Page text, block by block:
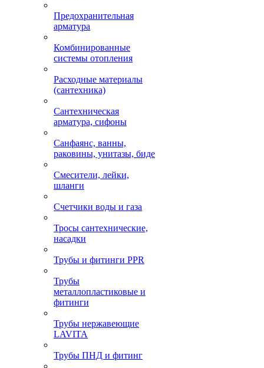
Предохранительная
арматура
Комбинированные
системы отопления
Расходные материалы
(сантехника)
Сантехническая
арматура, сифоны
Санфаянс, ванны,
раковины, унитазы, биде
Смесители, лейки,
шланги
Счетчики воды и газа
Тросы сантехнические,
насадки
Трубы и фитинги PPR
Трубы
металлопластиковые и
фитинги
Трубы нержавеющие
LAVITA
Трубы ПНД и фитинг